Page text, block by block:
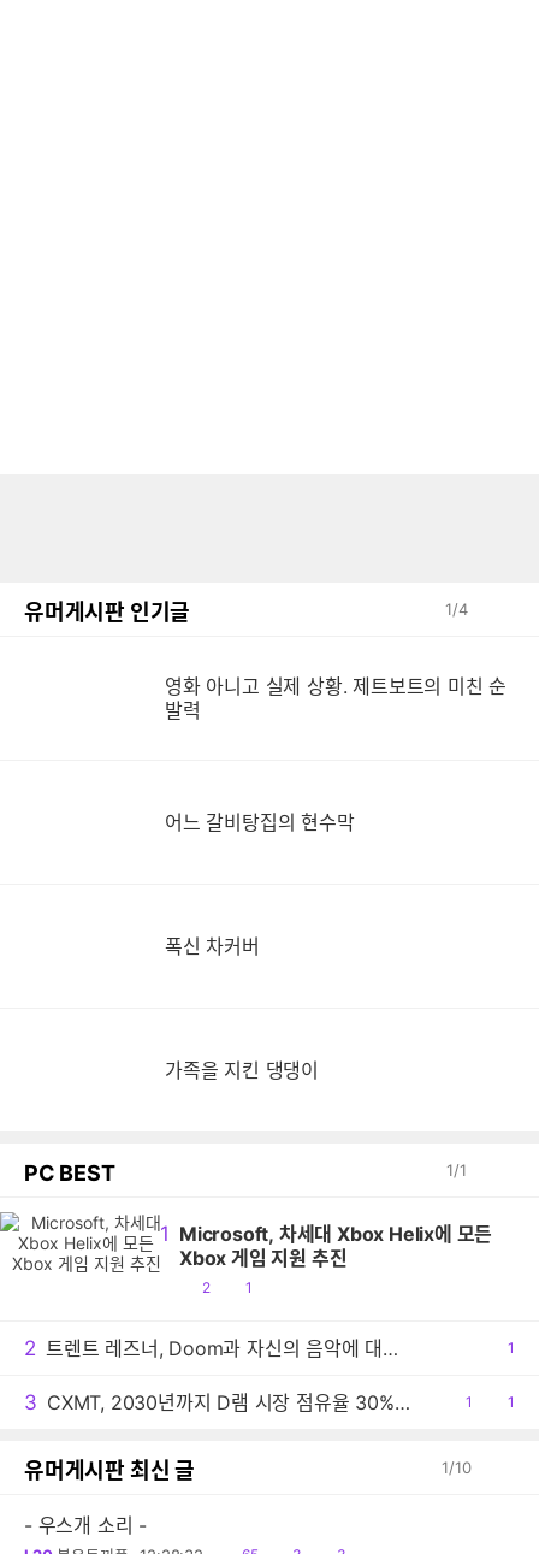
유머게시판 인기글 1/4
영화 아니고 실제 상황. 제트보트의 미친 순
발력
어느 갈비탕집의 현수막
폭신 차커버
가족을 지킨 댕댕이
PC BEST 1/1
1 Microsoft, 차세대 Xbox Helix에 모든
Xbox 게임 지원 추진
공
2
댓1
2 트렌트 레즈너, Doom과 자신의 음악에 대한 생각 밝혀
공1
3 CXMT, 2030년까지 D램 시장 점유율 30% 목표
공1
댓1
유머게시판 최신 글 1/10
- 우스개 소리 -